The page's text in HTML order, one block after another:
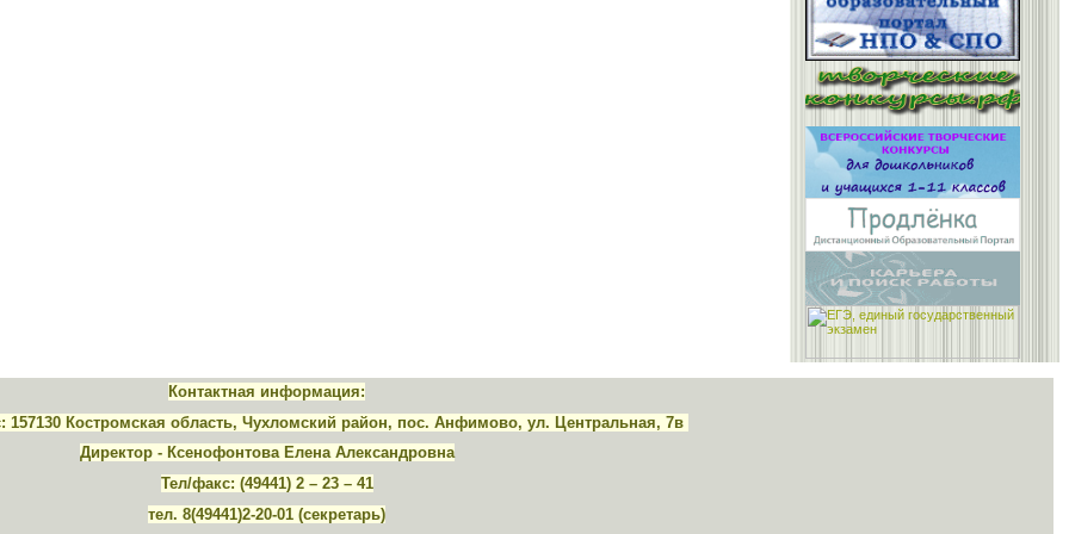
Контактная информация:
157130 Костромская область, Чухломский район, пос. Анфимово, ул. Центральная, 7в
Директор - Ксенофонтова Елена Александровна
Тел/факс: (49441) 2 – 23 – 41
тел. 8(49441)2-20-01 (секретарь)